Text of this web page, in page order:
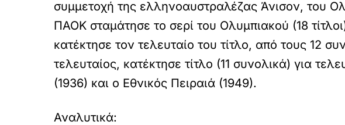
συμμετοχή της ελληνοαυστραλέζας Άνισον, του
ΠΑΟΚ σταμάτησε το σερί του Ολυμπιακού (18
κατέκτησε τον τελευταίο του τίτλο, από τους 12
τελευταίος, κατέκτησε τίτλο (11 συνολικά) για
(1936) και ο Εθνικός Πειραιά (1949).
Αναλυτικά: